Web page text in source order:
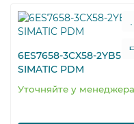
6ES7658-3CX58-2YB5
SIMATIC PDM
Уточняйте у менеджера